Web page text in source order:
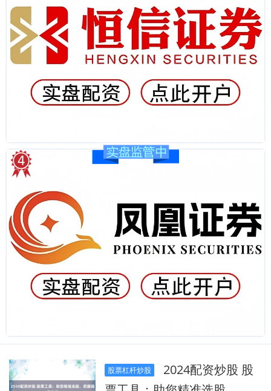
股票杠杆炒股